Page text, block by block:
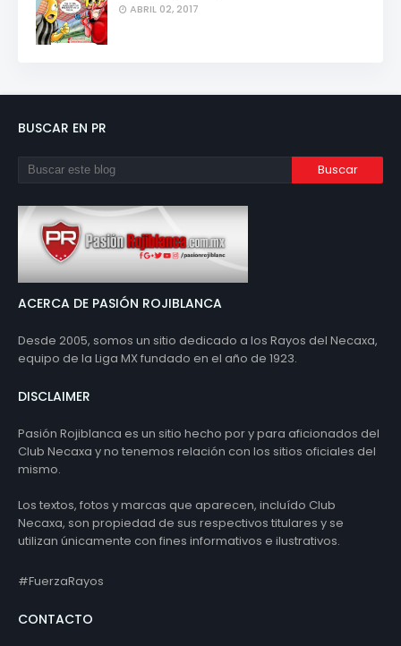
ABRIL 02, 2017
BUSCAR EN PR
ACERCA DE PASIÓN ROJIBLANCA
Desde 2005, somos un sitio dedicado a los Rayos del Necaxa,
equipo de la Liga MX fundado en el año de 1923.
DISCLAIMER
Pasión Rojiblanca es un sitio hecho por y para aficionados del
Club Necaxa y no tenemos relación con los sitios oficiales del
mismo.
Los textos, fotos y marcas que aparecen, incluído Club
Necaxa, son propiedad de sus respectivos titulares y se
utilizan únicamente con fines informativos e ilustrativos.
#FuerzaRayos
CONTACTO